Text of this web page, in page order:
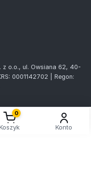
o.o., ul. Owsiana 62, 40-
0001142702 | Regon:
0
Konto